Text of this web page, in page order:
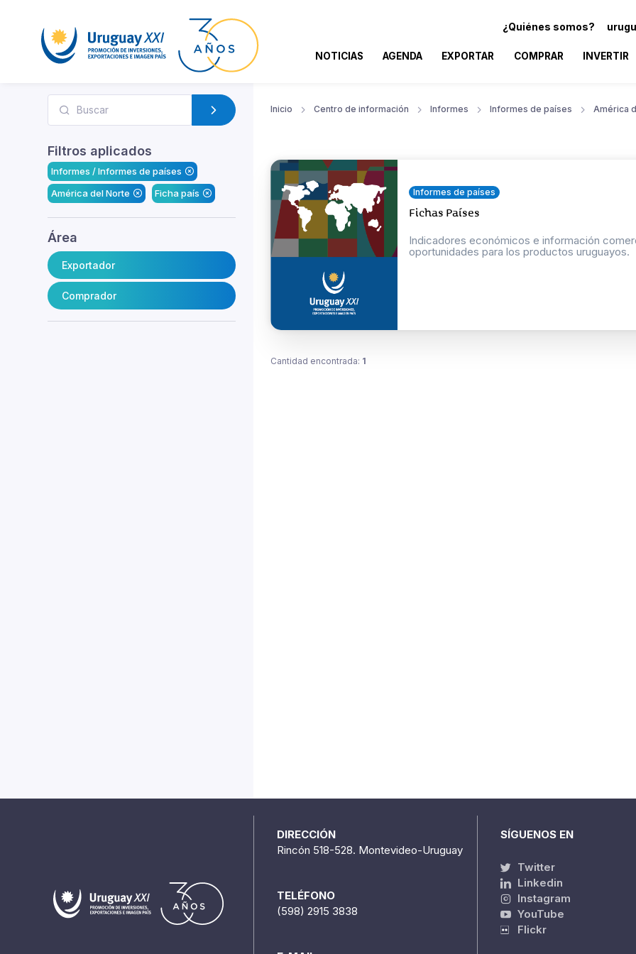
¿Quiénes somos?
NOTICIAS AGENDA EXPORTAR COMPRAR INVERTIR
Filtros aplicados
Informes / Informes de países
América del Norte
Ficha país
Área
Exportador
Comprador
Inicio Centro de información Informes Informes de países América
Informes de países
Fichas Países
Indicadores económicos e información
oportunidades para los productos uruguayos.
Cantidad encontrada: 1
DIRECCIÓN
Rincón 518-528. Montevideo-Uruguay
TELÉFONO
(598) 2915 3838
SÍGUENOS EN
Twitter
Linkedin
Instagram
YouTube
Flickr